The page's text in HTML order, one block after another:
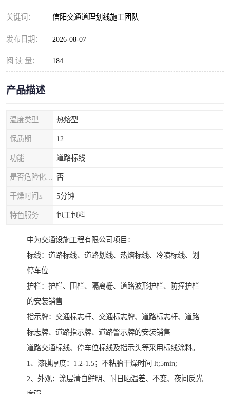
关键词： 信阳交通道理划线施工团队
发布日期： 2026-08-07
阅 读 量： 184
产品描述
温度类型 热熔型
保质期 12
功能 道路标线
否
干燥时间≤ 5分钟
特色服务 包工包料
中为交通设施工程有限公司项目：
标线：道路标线、道路划线、热熔标线、冷喷标线、划
停车位
护栏：护栏、围栏、隔离栅、道路波形护栏、防撞护栏
的安装销售
指示牌：交通标志杆、交通标志牌、道路标志杆、道路
标志牌、道路指示牌、道路警示牌的安装销售
道路交通标线、停车位标线及指示头等采用标线涂料。
1、漆膜厚度：1.2-1.5；不粘胎干燥时间 lt;5min;
2、外观：涂层清白鲜明、耐日晒温差、不变、夜间反光